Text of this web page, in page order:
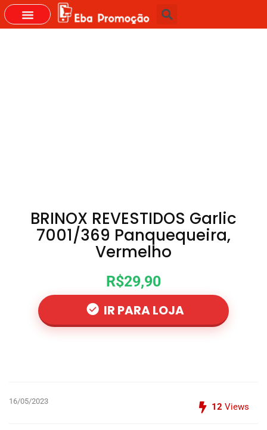
BRINOX REVESTIDOS Garlic
7001/369 Panquequeira,
Vermelho
R$29,90
IR PARA LOJA
16/05/2023
12 Views